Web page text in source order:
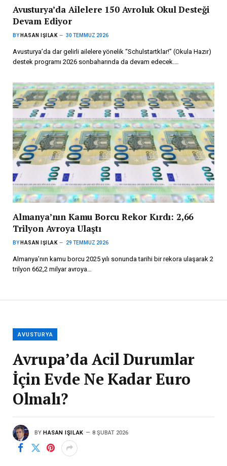
Avusturya’da Ailelere 150 Avroluk Okul Desteği
Devam Ediyor
BY HASAN IŞILAK 30 TEMMUZ 2026
Avusturya’da dar gelirli ailelere yönelik “Schulstartklar!” (Okula Hazır)
destek programı 2026 sonbaharında da devam edecek.…
Almanya’nın Kamu Borcu Rekor Kırdı: 2,66
Trilyon Avroya Ulaştı
BY HASAN IŞILAK 29 TEMMUZ 2026
Almanya’nın kamu borcu 2025 yılı sonunda tarihi bir rekora ulaşarak 2
trilyon 662,2 milyar avroya…
AVUSTURYA
Avrupa’da Acil Durumlar
İçin Evde Ne Kadar Euro
Olmalı?
BY HASAN IŞILAK 8 ŞUBAT 2026